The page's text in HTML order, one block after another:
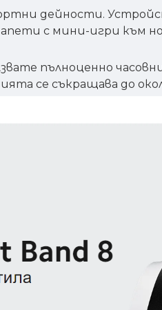
дейности.
с мини-игри към
пълноценно
се съкращава до